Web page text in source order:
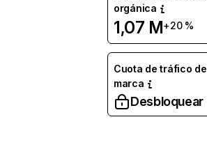
orgánica
1,07 M+20 %
Cuota de tráfico de
marca
Desbloquear